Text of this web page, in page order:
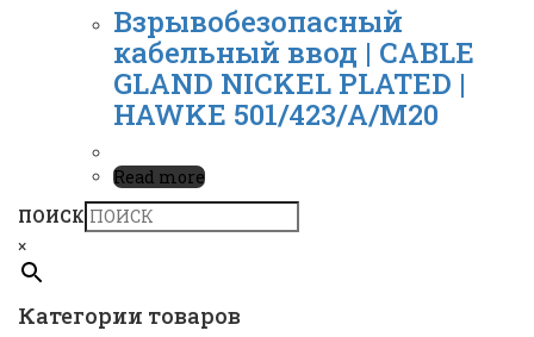
Взрывобезопасный
кабельный ввод | CABLE
GLAND NICKEL PLATED |
HAWKE 501/423/A/M20
Read more
ПОИСК
×
Категории товаров